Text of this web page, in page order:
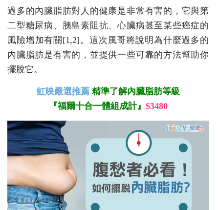
過多的內臟脂肪對人的健康是非常有害的，它與第
二型糖尿病、胰島素阻抗、心臟病甚至某些癌症的
風險增加有關[1,2]。這次風哥將說明為什麼過多的
內臟脂肪是有害的，並提供一些可靠的方法幫助你
擺脫它。
虹映嚴選推薦 精準了解內臟脂肪等級
『福爾十合一體組成計』 $3480